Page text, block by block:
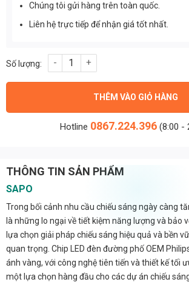
Chúng tôi gửi hàng trên toàn quốc.
Liên hệ trực tiếp để nhận giá tốt nhất.
Chip led đèn đường phố OEM Philips M10
THÊM VÀO GIỎ HÀNG
Hotline 0867.224.396 (8:00 -
THÔNG TIN SẢN PHẨM
SAPO
Trong bối cảnh nhu cầu chiếu sáng ngày càng
là những lo ngại về tiết kiệm năng lượng và bảo
lựa chọn giải pháp chiếu sáng hiệu quả và bền
quan trọng. Chip LED đèn đường phố OEM
ánh vàng, với công nghệ tiên tiến và thiết kế tối
một lựa chọn hàng đầu cho các dự án chiếu